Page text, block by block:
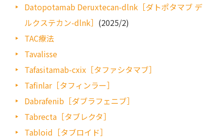
Datopotamab Deruxtecan-dlnk［ダトポタマブ デ
ルクステカン-dlnk］ (2025/2)
TAC療法
Tavalisse
Tafasitamab-cxix［タファシタマブ］
Tafinlar［タフィンラー］
Dabrafenib［ダブラフェニブ］
Tabrecta［タブレクタ］
Tabloid［タブロイド］